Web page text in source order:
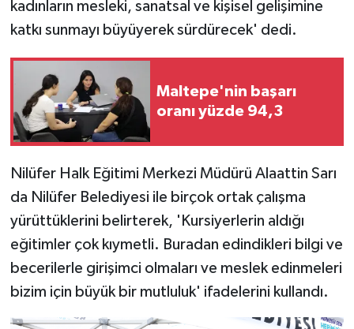
kadınların mesleki, sanatsal ve kişisel gelişimine
katkı sunmayı büyüyerek sürdürecek' dedi.
Maltepe'nin başarı
oranı yüzde 94,3
Nilüfer Halk Eğitimi Merkezi Müdürü Alaattin Sarı
da Nilüfer Belediyesi ile birçok ortak çalışma
yürüttüklerini belirterek, 'Kursiyerlerin aldığı
eğitimler çok kıymetli. Buradan edindikleri bilgi ve
becerilerle girişimci olmaları ve meslek edinmeleri
bizim için büyük bir mutluluk' ifadelerini kullandı.